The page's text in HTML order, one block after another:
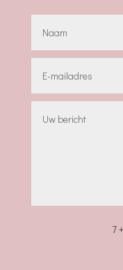
7